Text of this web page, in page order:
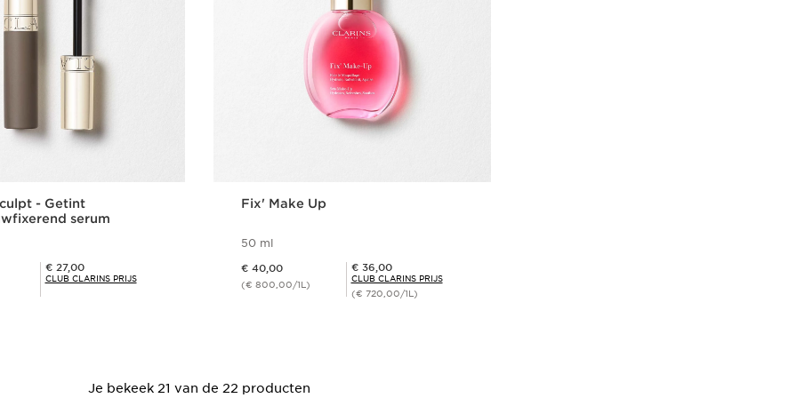
- Getint
serum
Club Clarins Prijs € 27,00
€ 27,00
CLUB CLARINS PRIJS
Fix' Make Up
50 ml
€ 40,00
(€ 800,00/1L)
Club Clarins Prijs € 36,00
€ 36,00
CLUB CLARINS PRIJS
(€ 720,00/1L)
Je bekeek 21 van de 22 producten